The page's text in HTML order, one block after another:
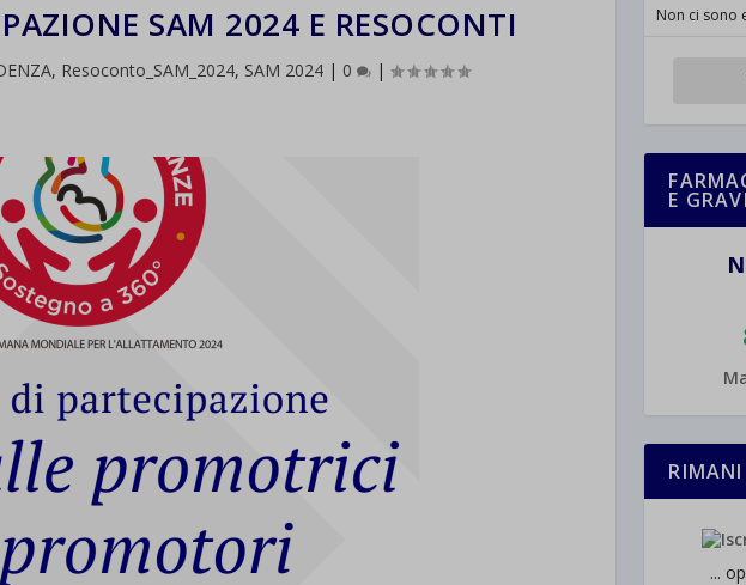
SAM 2024 E RESOCONTI
, Resoconto_SAM_2024, SAM 2024| 0 |
Non ci sono
E
...